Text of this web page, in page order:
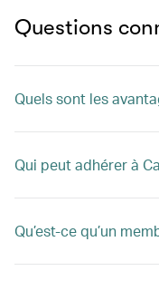
Questions
Quels sont les
Qui peut adhérer à
Qu’est-ce qu’un